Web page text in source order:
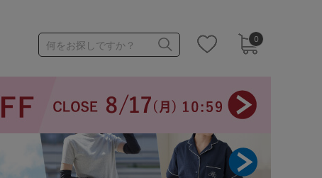
0
何をお探しですか？
1,000～1,999円
3,000～3,999円